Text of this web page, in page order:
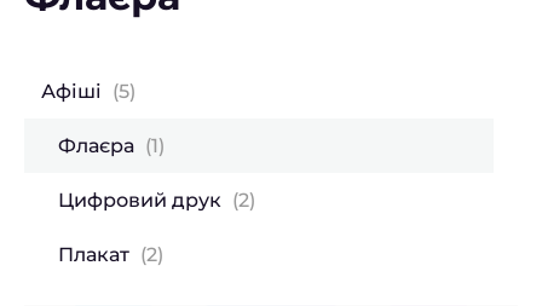
Афіші (5)
Флаєра (1)
Цифровий друк (2)
Плакат (2)